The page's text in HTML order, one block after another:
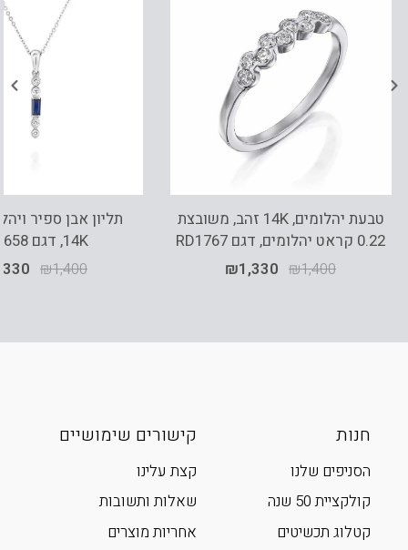
טבעת יהלומים, 14K זהב, משובצת
0.22 קראט יהלומים, דגם RD1767
₪1,400
₪1,330
תליון אבן ספיר
14K, דגם PD3658
₪1,400
חנות
הסניפים שלנו
קולקציית 50 שנה
קטלוג תכשיטים
קישורים שימושיים
קצת עלינו
שאלות ותשובות
אחריות מוצרים